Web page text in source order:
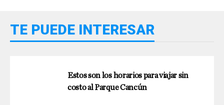
TE PUEDE INTERESAR
Estos son los horarios para viajar sin
costo al Parque Cancún